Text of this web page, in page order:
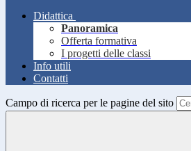
Didattica
Panoramica
Offerta formativa
I progetti delle classi
Info utili
Contatti
Campo di ricerca per le pagine del sito